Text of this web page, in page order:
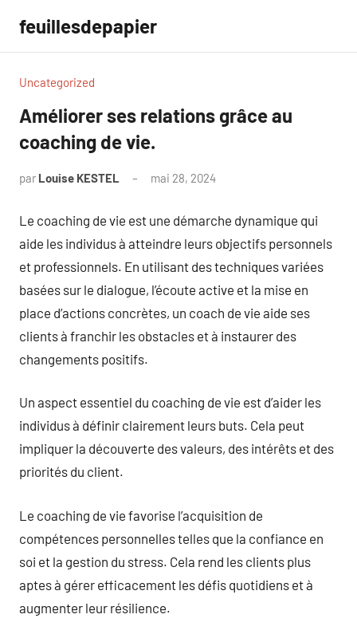
contenu
feuillesdepapier
Uncategorized
Améliorer ses relations grâce au
coaching de vie.
par Louise KESTEL mai 28, 2024
Le coaching de vie est une démarche dynamique qui
aide les individus à atteindre leurs objectifs personnels
et professionnels. En utilisant des techniques variées
basées sur le dialogue, l’écoute active et la mise en
place d’actions concrètes, un coach de vie aide ses
clients à franchir les obstacles et à instaurer des
changements positifs.
Un aspect essentiel du coaching de vie est d’aider les
individus à définir clairement leurs buts. Cela peut
impliquer la découverte des valeurs, des intérêts et des
priorités du client.
Le coaching de vie favorise l’acquisition de
compétences personnelles telles que la confiance en
soi et la gestion du stress. Cela rend les clients plus
aptes à gérer efficacement les défis quotidiens et à
augmenter leur résilience.